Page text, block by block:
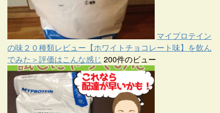
マイプロテイン
の味２０種類レビュー【ホワイトチョコレート味】を飲ん
でみた＞評価はこんな感じ 200件のビュー